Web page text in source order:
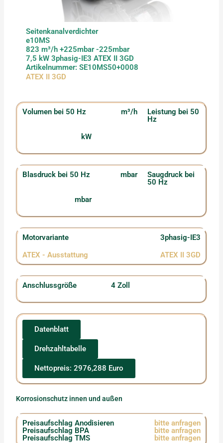
Seitenkanalverdichter
e10MS
823 m³/h +225mbar -225mbar
7,5 kW 3phasig-IE3 ATEX II 3GD
Artikelnummer: SE10MS50+0008
ATEX II 3GD
Volumen bei 50 Hz m³/h
Leistung bei 50
Hz
kW
Blasdruck bei 50 Hz mbar
Saugdruck bei
50 Hz
mbar
Motorvariante
3phasig-IE3
ATEX - Ausstattung
ATEX II 3GD
Anschlussgröße 4 Zoll
Datenblatt
Drehzahltabelle
Nettopreis: 2976,288 Euro
Korrosionschutz innen und außen
Preisaufschlag Anodisieren
bitte anfragen
Preisaufschlag BPA
bitte anfragen
Preisaufschlag TMS
bitte anfragen